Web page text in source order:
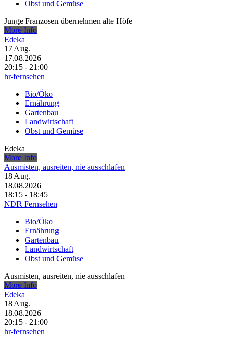
Obst und Gemüse
Junge Franzosen übernehmen alte Höfe
More Info
Edeka
17 Aug.
17.08.2026
20:15 - 21:00
hr-fernsehen
Bio/Öko
Ernährung
Gartenbau
Landwirtschaft
Obst und Gemüse
Edeka
More Info
Ausmisten, ausreiten, nie ausschlafen
18 Aug.
18.08.2026
18:15 - 18:45
NDR Fernsehen
Bio/Öko
Ernährung
Gartenbau
Landwirtschaft
Obst und Gemüse
Ausmisten, ausreiten, nie ausschlafen
More Info
Edeka
18 Aug.
18.08.2026
20:15 - 21:00
hr-fernsehen